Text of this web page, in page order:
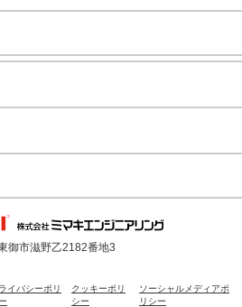
御市滋野乙2182番地3
イバシーポリ
クッキーポリ
シー
ソーシャルメディアポ
リシー